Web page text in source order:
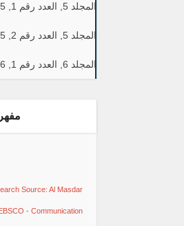
المجلد 5, العدد رقم 1, 2025
المجلد 5, العدد رقم 2, 2025
المجلد 6, العدد رقم 1, 2026
Source: Al Masdar
- Communication